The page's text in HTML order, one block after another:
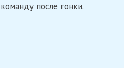
успешной
команду после гонки.